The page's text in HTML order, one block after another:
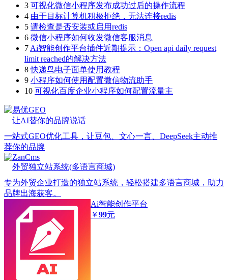
3 可视化微信小程序发布成功过后的操作流程
4 由于目标计算机积极拒绝，无法连接redis
5 请检查是否安装或启用redis
6 微信小程序如何收发微信客服消息
7 Ai智能创作平台插件近期提示：Open api daily request
limit reached的解决方法
8快递鸟电子面单使用教程
9 小程序如何使用配置微信物流助手
10 可视化百度企业小程序如何配置流量主
易优GEO
让AI替你的品牌说话
一站式GEO优化工具，让豆包、文心一言、DeepSeek主动推
荐你的品牌
ZanCms
外贸独立站系统(多语言商城)
专为外贸企业打造的独立站系统，轻松搭建多语言商城，助力
品牌出海获客。
Ai智能创作平台
￥99元